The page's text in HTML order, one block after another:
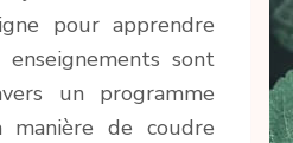
pour apprendre
enseignements sont
un programme
de coudre